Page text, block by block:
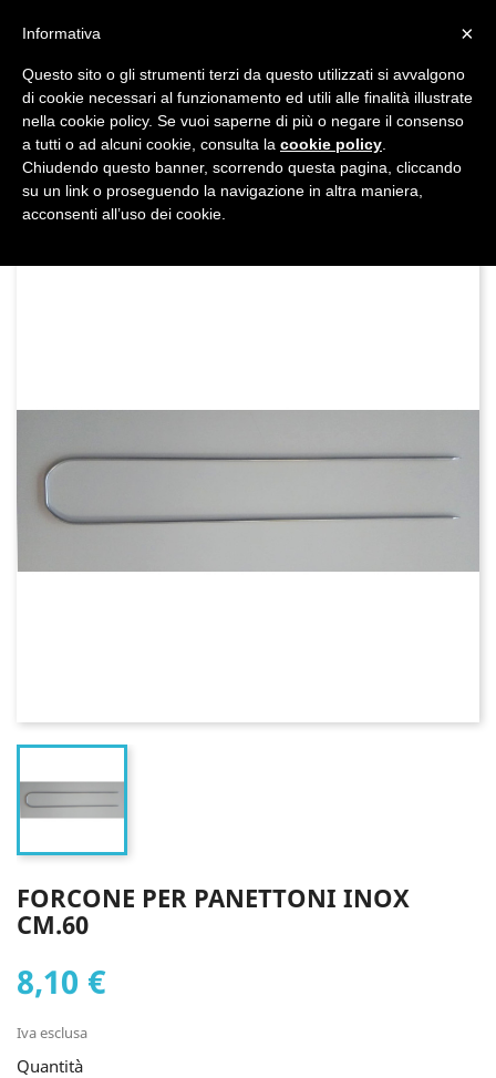
 shopping_cart
DAL 1977

MADE IN ITALY E UE
FORCONE PER PANETTONI INOX
CM.60
8,10 €
Iva esclusa
Quantità
×
Informativa
Questo sito o gli strumenti terzi da questo utilizzati si avvalgono
di cookie necessari al funzionamento ed utili alle finalità illustrate
nella cookie policy. Se vuoi saperne di più o negare il consenso
a tutti o ad alcuni cookie, consulta la cookie policy
Chiudendo questo banner, scorrendo questa pagina, cliccando
su un link o proseguendo la navigazione in altra maniera,
acconsenti all’uso dei cookie.